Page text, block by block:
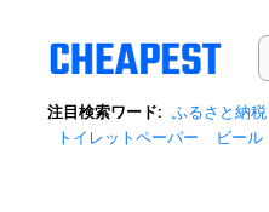
注目検索ワード: ふるさと納税
トイレットペーパー
ビール